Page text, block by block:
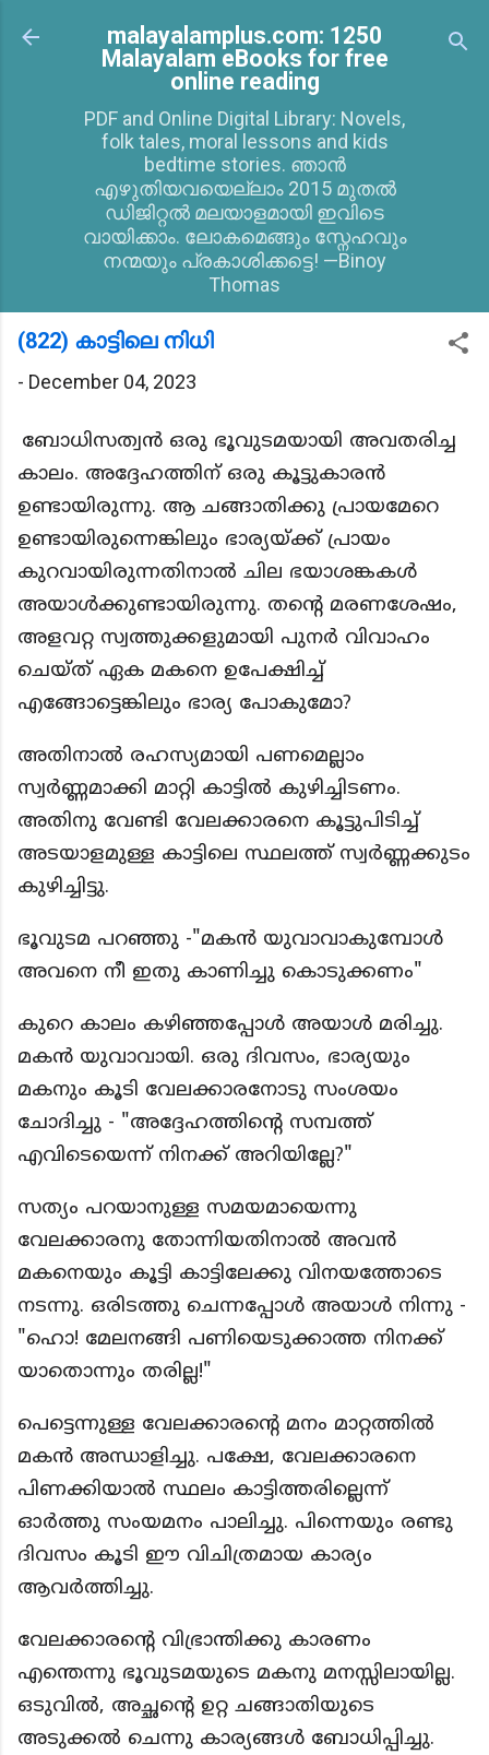
Skip to main content
malayalamplus.com: 1250
Malayalam eBooks for free
online reading
PDF and Online Digital Library: Novels,
folk tales, moral lessons and kids
bedtime stories. ഞാൻ
എഴുതിയവയെല്ലാം 2015 മുതൽ
ഡിജിറ്റൽ മലയാളമായി ഇവിടെ
വായിക്കാം. ലോകമെങ്ങും സ്നേഹവും
നന്മയും പ്രകാശിക്കട്ടെ! —Binoy
Thomas
(822) കാട്ടിലെ നിധി
- December 04, 2023
ബോധിസത്വൻ ഒരു ഭൂവുടമയായി അവതരിച്ച
കാലം. അദ്ദേഹത്തിന് ഒരു കൂട്ടുകാരൻ
ഉണ്ടായിരുന്നു. ആ ചങ്ങാതിക്കു പ്രായമേറെ
ഉണ്ടായിരുന്നെങ്കിലും ഭാര്യയ്ക്ക് പ്രായം
കുറവായിരുന്നതിനാൽ ചില ഭയാശങ്കകൾ
അയാൾക്കുണ്ടായിരുന്നു. തന്റെ മരണശേഷം,
അളവറ്റ സ്വത്തുക്കളുമായി പുനർ വിവാഹം
ചെയ്ത് ഏക മകനെ ഉപേക്ഷിച്ച്
എങ്ങോട്ടെങ്കിലും ഭാര്യ പോകുമോ?
അതിനാൽ രഹസ്യമായി പണമെല്ലാം
സ്വർണ്ണമാക്കി മാറ്റി കാട്ടിൽ കുഴിച്ചിടണം.
അതിനു വേണ്ടി വേലക്കാരനെ കൂട്ടുപിടിച്ച്
അടയാളമുള്ള കാട്ടിലെ സ്ഥലത്ത് സ്വർണ്ണക്കുടം
കുഴിച്ചിട്ടു.
ഭൂവുടമ പറഞ്ഞു -"മകൻ യുവാവാകുമ്പോൾ
അവനെ നീ ഇതു കാണിച്ചു കൊടുക്കണം"
കുറെ കാലം കഴിഞ്ഞപ്പോൾ അയാൾ മരിച്ചു.
മകൻ യുവാവായി. ഒരു ദിവസം, ഭാര്യയും
മകനും കൂടി വേലക്കാരനോടു സംശയം
ചോദിച്ചു - "അദ്ദേഹത്തിന്റെ സമ്പത്ത്
എവിടെയെന്ന് നിനക്ക് അറിയില്ലേ?"
സത്യം പറയാനുള്ള സമയമായെന്നു
വേലക്കാരനു തോന്നിയതിനാൽ അവൻ
മകനെയും കൂട്ടി കാട്ടിലേക്കു വിനയത്തോടെ
നടന്നു. ഒരിടത്തു ചെന്നപ്പോൾ അയാൾ നിന്നു -
"ഹൊ! മേലനങ്ങി പണിയെടുക്കാത്ത നിനക്ക്
യാതൊന്നും തരില്ല!"
പെട്ടെന്നുള്ള വേലക്കാരന്റെ മനം മാറ്റത്തിൽ
മകൻ അന്ധാളിച്ചു. പക്ഷേ, വേലക്കാരനെ
പിണക്കിയാൽ സ്ഥലം കാട്ടിത്തരില്ലെന്ന്
ഓർത്തു സംയമനം പാലിച്ചു. പിന്നെയും രണ്ടു
ദിവസം കൂടി ഈ വിചിത്രമായ കാര്യം
ആവർത്തിച്ചു.
വേലക്കാരന്റെ വിഭ്രാന്തിക്കു കാരണം
എന്തെന്നു ഭൂവുടമയുടെ മകനു മനസ്സിലായില്ല.
ഒടുവിൽ, അച്ഛന്റെ ഉറ്റ ചങ്ങാതിയുടെ
അടുക്കൽ ചെന്നു കാര്യങ്ങൾ ബോധിപ്പിച്ചു.